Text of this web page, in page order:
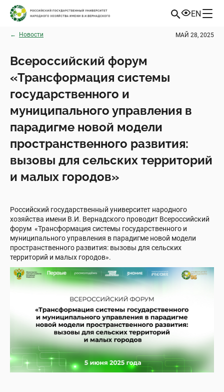
EN
← Новости МАЙ 28, 2025
Всероссийский форум
«Трансформация системы
государственного и
муниципального управления в
парадигме новой модели
пространственного развития:
вызовы для сельских территорий
и малых городов»
Российский государственный университет народного
хозяйства имени В.И. Вернадского проводит Всероссийский
форум «Трансформация системы государственного и
муниципального управления в парадигме новой модели
пространственного развития: вызовы для сельских
территорий и малых городов».